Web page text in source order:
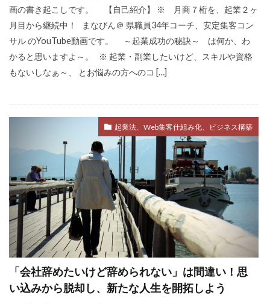
画の書き起こしです。 【自己紹介】 ※ 月商７桁を、起業２ヶ
月目から継続中！ まなびん＠ 県職員34年コーチ、安定集客コン
サル のYouTube動画です。 ～起業成功の秘訣～ は何か、わ
かると思いますよ～。 ※ 起業・副業したいけど、スキルや資格
もないしなぁ～、 とお悩みの方へのコ […]
起業法、Web集客仕組み化、ビジネス構築
「会社辞めたいけど辞められない」は間違い！思
い込みから脱却し、新たな人生を開拓しよう